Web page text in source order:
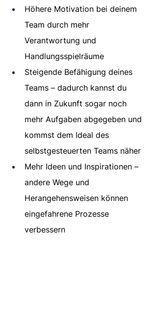
Höhere Motivation bei deinem
Team durch mehr
Verantwortung und
Handlungsspielräume
Steigende Befähigung deines
Teams – dadurch kannst du
dann in Zukunft sogar noch
mehr Aufgaben abgegeben und
kommst dem Ideal des
selbstgesteuerten Teams näher
Mehr Ideen und Inspirationen –
andere Wege und
Herangehensweisen können
eingefahrene Prozesse
verbessern